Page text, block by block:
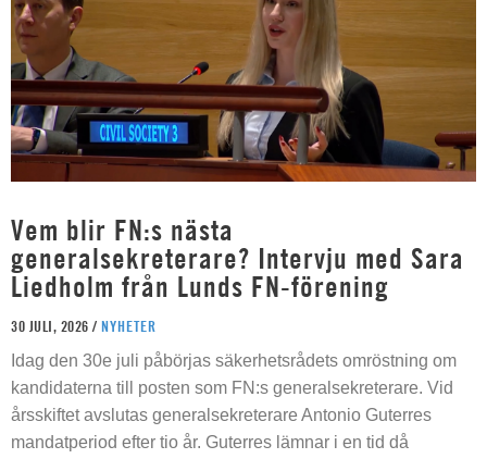
Vem blir FN:s nästa
generalsekreterare? Intervju med Sara
Liedholm från Lunds FN-förening
30 JULI, 2026 / NYHETER
Idag den 30e juli påbörjas säkerhetsrådets omröstning om
kandidaterna till posten som FN:s generalsekreterare. Vid
årsskiftet avslutas generalsekreterare Antonio Guterres
mandatperiod efter tio år. Guterres lämnar i en tid då